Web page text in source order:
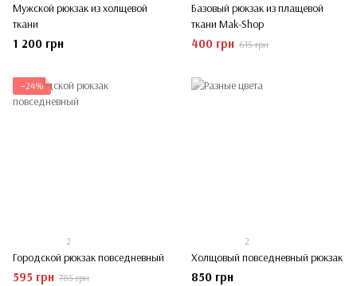
Мужской рюкзак из холщевой
ткани
1 200 грн
Базовый рюкзак из плащевой
ткани Mak-Shop
400 грн 615 грн
−24%
2
Городской рюкзак повседневный
595 грн 785 грн
2
Холщовый повседневный рюкзак
850 грн